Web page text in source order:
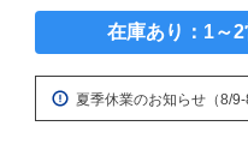
在庫あり：1～
夏季休業のお知らせ（8/9-